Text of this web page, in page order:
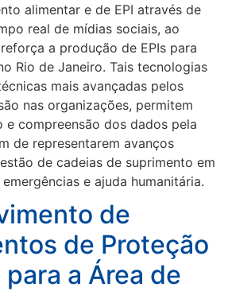
alimentar e de EPI através de
real de mídias sociais, ao
a produção de EPIs para
Rio de Janeiro. Tais tecnologias
mais avançadas pelos
nas organizações, permitem
e compreensão dos dados pela
de representarem avanços
de cadeias de suprimento em
e ajuda humanitária.
de
de Proteção
a Área de